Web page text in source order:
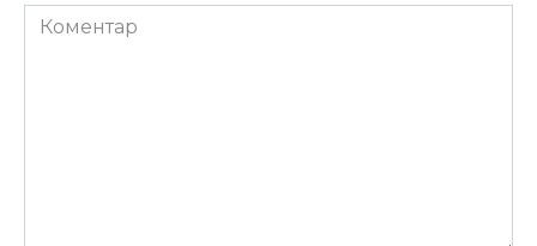
Коментар